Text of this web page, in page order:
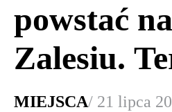
powstać
Zalesiu.
MIEJSCA/ 21 lipca